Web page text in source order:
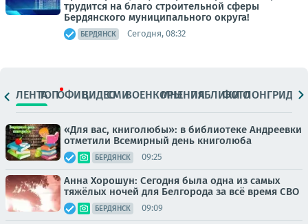
трудится на благо строительной сферы
Бердянского муниципального округа!
БЕРДЯНСК Сегодня, 08:32
ЛЕНТАТОПОФИЦ.ВИДЕОСМИВОЕНКОРЫМНЕНИЯПАБЛИКИ
ФОТОЛОНГРИДЫ
«Для вас, книголюбы»: в библиотеке Андреевки
отметили Всемирный день книголюба
БЕРДЯНСК 09:25
Анна Хорошун: Сегодня была одна из самых
тяжёлых ночей для Белгорода за всё время СВО
БЕРДЯНСК 09:09